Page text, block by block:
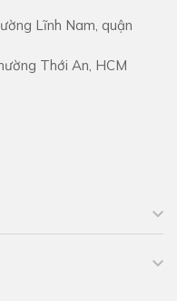
Lĩnh Nam, quận
Thới An, HCM